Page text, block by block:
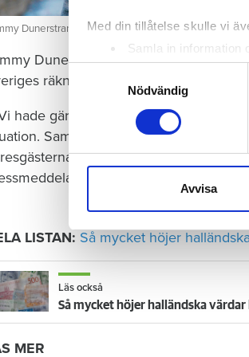
Med din tillåtelse skulle vi
Samla in information
Identifiera din enhet
Ta reda på mer om hur
eller dra tillbaka ditt
sociala medier och
till de sociala medier och
Nödvändig
Avvisa
Dunerstrand.
Dunerstrand har lett
räkning.
hade gärna sett en lägre höjning
Samtidigt är det här den bästa
under de
LISTAN: Så mycket höjer
Läs också
Så mycket höjer halländska
MER